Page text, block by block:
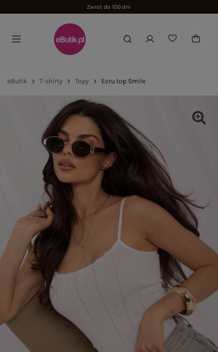
Zwrot do 100 dni
eButik T-shirty Topy Ecru top Smile